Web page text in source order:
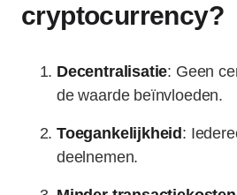
cryptocurrency?
Decentralisatie: Geen
de waarde beïnvloeden.
Toegankelijkheid :
deelnemen.